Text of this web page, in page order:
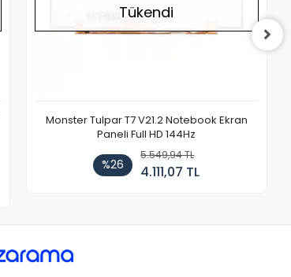
Tükendi
Monster Tulpar T7 V21.2 Notebook Ekran
Paneli Full HD 144Hz
%26
5.549,94 TL
4.111,07 TL